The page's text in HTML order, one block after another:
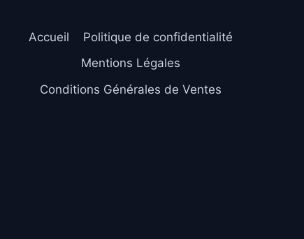
Accueil
Politique de confidentialité
Mentions Légales
Conditions Générales de Ventes